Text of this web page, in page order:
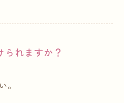
られますか？
。